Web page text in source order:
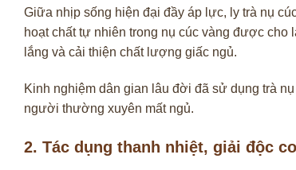
Giữa nhịp sống hiện đại đầy áp lực, ly trà nụ
hoạt chất tự nhiên trong nụ cúc vàng được
lắng và cải thiện chất lượng giấc ngủ.
Kinh nghiệm dân gian lâu đời đã sử dụng trà
người thường xuyên mất ngủ.
2. Tác dụng thanh nhiệt, giải độc